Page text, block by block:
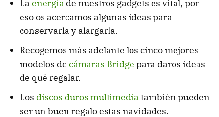
La energía de nuestros gadgets es vital, por
eso os acercamos algunas ideas para
conservarla y alargarla.
Recogemos más adelante los cinco mejores
modelos de cámaras Bridge para daros ideas
de qué regalar.
Los discos duros multimedia también pueden
ser un buen regalo estas navidades.